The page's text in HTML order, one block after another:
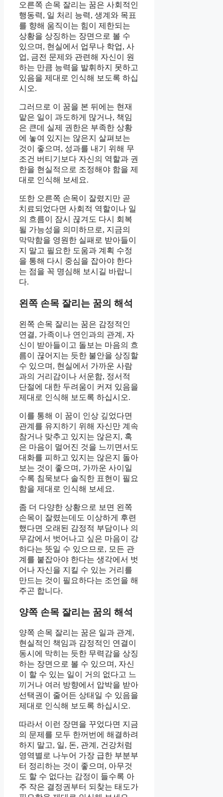
오른쪽 손목 잘리는 꿈은 사회적인
행동력, 일 처리 능력, 생계와 목표
를 향해 움직이는 힘이 제한되는
상황을 상징하는 장면으로 볼 수
있으며, 현실에서 업무나 학업, 사
업, 금전 문제와 관련해 자신이 원
하는 만큼 능력을 발휘하지 못하고
있음을 제대로 인식해 보도록 하십
시오.
그러므로 이 꿈을 본 뒤에는 현재
맡은 일이 과도하게 많거나, 책임
은 큰데 실제 권한은 부족한 상황
에 놓여 있지는 않은지 살펴보는
것이 좋으며, 성과를 내기 위해 무
조건 버티기보다 자신의 역할과 권
한을 현실적으로 조정해야 함을 제
대로 인식해 보세요.
또한 오른쪽 손목이 잘렸지만 곧
치료되었다면 사회적 역할이나 일
의 흐름이 잠시 끊겨도 다시 회복
될 가능성을 의미하므로, 지금의
막막함을 영원한 실패로 받아들이
지 말고 필요한 도움과 계획 수정
을 통해 다시 중심을 잡아야 한다
는 점을 꼭 명심해 보시길 바랍니
다.
왼쪽 손목 잘리는 꿈의 해석
왼쪽 손목 잘리는 꿈은 감정적인
연결, 가족이나 연인과의 관계, 자
신이 받아들이고 돌보는 마음의 흐
름이 끊어지는 듯한 불안을 상징할
수 있으며, 현실에서 가까운 사람
과의 거리감이나 서운함, 정서적
단절에 대한 두려움이 커져 있음을
제대로 인식해 보도록 하십시오.
이를 통해 이 꿈이 인상 깊었다면
관계를 유지하기 위해 자신만 계속
참거나 맞추고 있지는 않은지, 혹
은 마음이 멀어진 것을 느끼면서도
대화를 피하고 있지는 않은지 돌아
보는 것이 좋으며, 가까운 사이일
수록 침묵보다 솔직한 표현이 필요
함을 제대로 인식해 보세요.
좀 더 다양한 상황으로 보면 왼쪽
손목이 잘렸는데도 이상하게 후련
했다면 오래된 감정적 부담이나 의
무감에서 벗어나고 싶은 마음이 강
하다는 뜻일 수 있으므로, 모든 관
계를 붙잡아야 한다는 생각에서 벗
어나 자신을 지킬 수 있는 거리를
만드는 것이 필요하다는 조언을 해
주곤 합니다.
양쪽 손목 잘리는 꿈의 해석
양쪽 손목 잘리는 꿈은 일과 관계,
현실적인 책임과 감정적인 연결이
동시에 막히는 듯한 무력감을 상징
하는 장면으로 볼 수 있으며, 자신
이 할 수 있는 일이 거의 없다고 느
끼거나 여러 방향에서 압박을 받아
선택권이 줄어든 상태일 수 있음을
제대로 인식해 보도록 하십시오.
따라서 이런 장면을 꾸었다면 지금
의 문제를 모두 한꺼번에 해결하려
하지 말고, 일, 돈, 관계, 건강처럼
영역별로 나누어 가장 급한 부분부
터 정리하는 것이 좋으며, 아무것
도 할 수 없다는 감정이 들수록 아
주 작은 결정권부터 되찾는 태도가